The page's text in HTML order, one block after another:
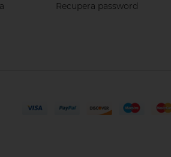
Recupera password